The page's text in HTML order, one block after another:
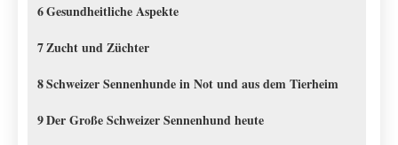
6Gesundheitliche Aspekte
7Zucht und Züchter
8Schweizer Sennenhunde in Not und aus dem Tierheim
9Der Große Schweizer Sennenhund heute